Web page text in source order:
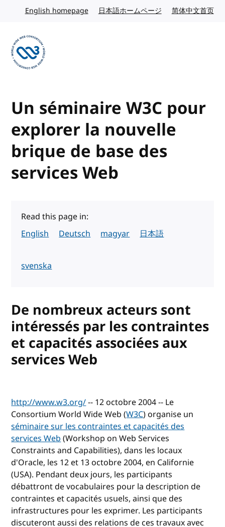
Skip to content
English homepageEnglish website
日本語ホームページ Japanese website
简体中文首页
Un séminaire W3C pour
explorer la nouvelle
brique de base des
services Web
Read this page in:
English
Deutsch magyar 日本語
svenska
De nombreux acteurs sont
intéressés par les contraintes
et capacités associées aux
services Web
http://www.w3.org/-- 12 octobre 2004 -- Le
Consortium World Wide Web (W3C) organise un
séminaire sur les contraintes et capacités des
services Web(Workshop on Web Services
Constraints and Capabilities), dans les locaux
d'Oracle, les 12 et 13 octobre 2004, en Californie
(USA). Pendant deux jours, les participants
débattront de vocabulaires pour la description de
contraintes et capacités usuels, ainsi que des
infrastructures pour les exprimer. Les participants
discuteront aussi des relations de ces travaux avec